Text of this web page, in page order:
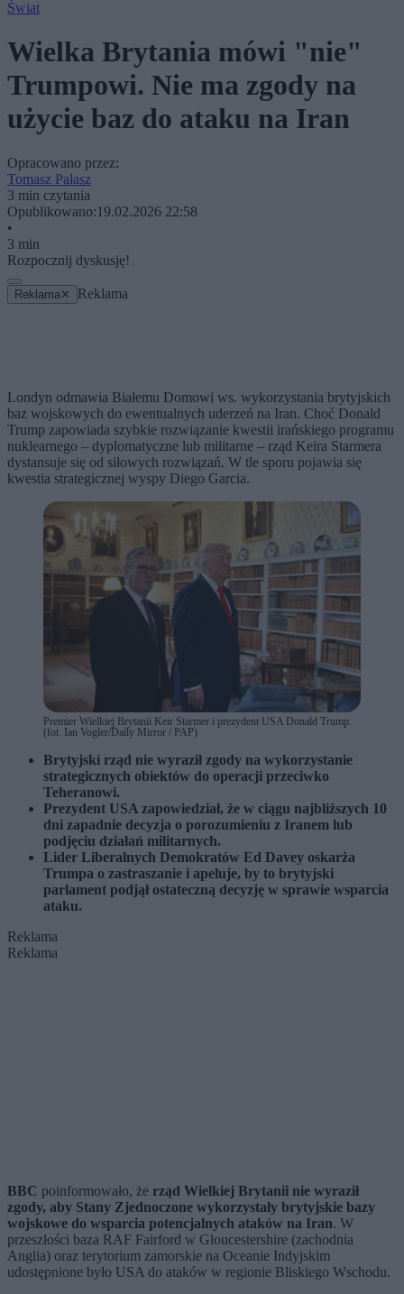
Świat
Wielka Brytania mówi "nie"
Trumpowi. Nie ma zgody na
użycie baz do ataku na Iran
Opracowano przez:
Tomasz Pałasz
3 min czytania
Opublikowano:19.02.2026 22:58
•
3 min
Rozpocznij dyskusję!
Reklama ✕ Reklama
Londyn odmawia Białemu Domowi ws. wykorzystania brytyjskich
baz wojskowych do ewentualnych uderzeń na Iran. Choć Donald
Trump zapowiada szybkie rozwiązanie kwestii irańskiego programu
nuklearnego – dyplomatyczne lub militarne – rząd Keira Starmera
dystansuje się od siłowych rozwiązań. W tle sporu pojawia się
kwestia strategicznej wyspy Diego Garcia.
Premier Wielkiej Brytanii Keir Starmer i prezydent USA Donald Trump.
(fot. Ian Vogler/Daily Mirror / PAP)
Brytyjski rząd nie wyraził zgody na wykorzystanie
strategicznych obiektów do operacji przeciwko
Teheranowi.
Prezydent USA zapowiedział, że w ciągu najbliższych 10
dni zapadnie decyzja o porozumieniu z Iranem lub
podjęciu działań militarnych.
Lider Liberalnych Demokratów Ed Davey oskarża
Trumpa o zastraszanie i apeluje, by to brytyjski
parlament podjął ostateczną decyzję w sprawie wsparcia
ataku.
Reklama
Reklama
BBC poinformowało, że rząd Wielkiej Brytanii nie wyraził
zgody, aby Stany Zjednoczone wykorzystały brytyjskie bazy
wojskowe do wsparcia potencjalnych ataków na Iran. W
przeszłości baza RAF Fairford w Gloucestershire (zachodnia
Anglia) oraz terytorium zamorskie na Oceanie Indyjskim
udostępnione było USA do ataków w regionie Bliskiego Wschodu.